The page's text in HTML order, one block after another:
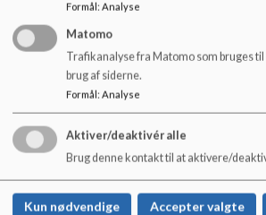
Skolevej 2, 6960 Hvide Sande
hvidesandeskole@rksk.dk
+45 99 74 26 60
EAN NR.
5798004797815
Tilgængelighedserklæring
Sitemap
Cookie politik
Formål: Analyse
Matomo
Trafikanalyse fra Matomo som bruges
brug af siderne.
Formål: Analyse
Aktiver/deaktivér alle
Brug denne kontakt til at aktivere/
Kun nødvendige Accepter valgte